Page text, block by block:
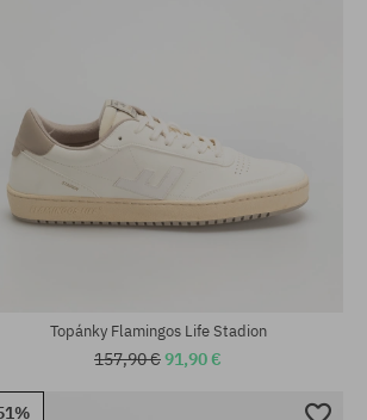
Topánky Flamingos Life Stadion
157,90 €91,90 €